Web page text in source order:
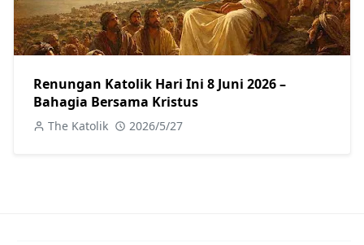
Renungan Katolik Hari Ini 8 Juni 2026 –
Bahagia Bersama Kristus
The Katolik 2026/5/27